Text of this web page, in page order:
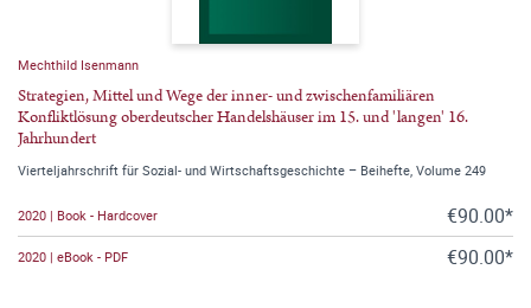
Mechthild Isenmann
Strategien, Mittel und Wege der inner- und zwischenfamiliären
Konfliktlösung oberdeutscher Handelshäuser im 15. und 'langen' 16.
Jahrhundert
Vierteljahrschrift für Sozial- und Wirtschaftsgeschichte – Beihefte, Volume 249
2020 | Book - Hardcover €90.00*
2020 | eBook - PDF €90.00*